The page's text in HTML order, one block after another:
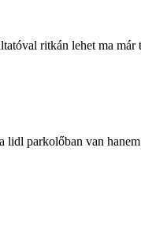
ritkán lehet ma
lidl parkolőban van